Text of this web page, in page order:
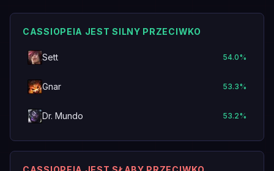
CASSIOPEIA JEST SILNY PRZECIWKO
Sett 54.0%
Gnar 53.3%
Dr. Mundo 53.2%